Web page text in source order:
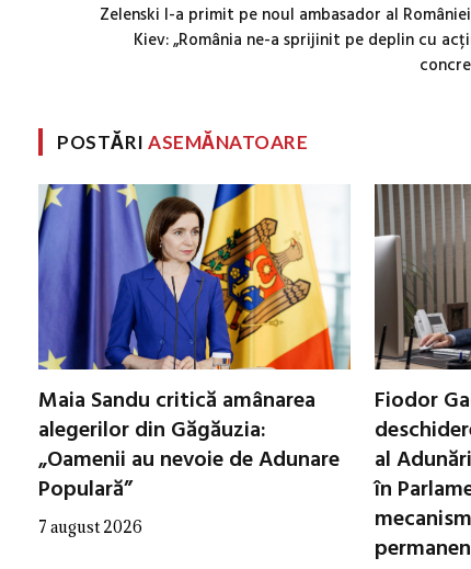
Zelenski l-a primit pe noul ambasador al
Kiev: „România ne-a sprijinit pe deplin cu
POSTĂRIASEMĂNATOARE
Maia Sandu critică amânarea
alegerilor din Găgăuzia:
„Oamenii au nevoie de Adunare
Populară”
7 august 2026
Fiodor
al
în